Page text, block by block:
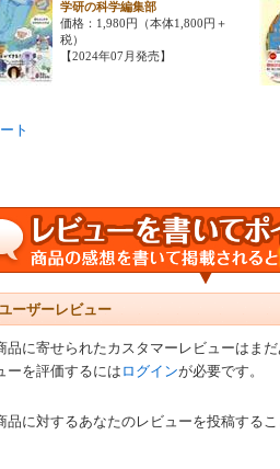
学研の科学編集部
価格：1,980円（本体1,800円＋
税）
【2024年07月発売】
ト
ーザーレビュー
品に寄せられたカスタマーレビューはまだ
ーを評価するには ログインが必要です。
品に対するあなたのレビューを投稿するこ